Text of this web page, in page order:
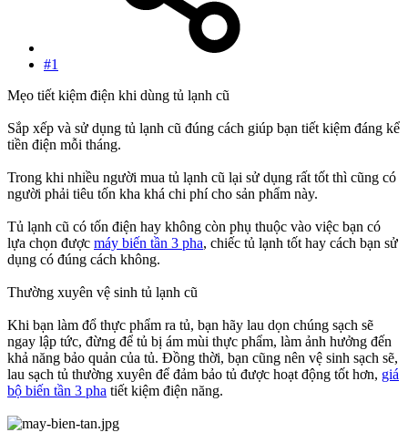
#1
Mẹo tiết kiệm điện khi dùng tủ lạnh cũ
Sắp xếp và sử dụng tủ lạnh cũ đúng cách giúp bạn tiết kiệm đáng kể
tiền điện mỗi tháng.
Trong khi nhiều người mua tủ lạnh cũ lại sử dụng rất tốt thì cũng có
người phải tiêu tốn kha khá chi phí cho sản phẩm này.
Tủ lạnh cũ có tốn điện hay không còn phụ thuộc vào việc bạn có
lựa chọn được máy biến tần 3 pha, chiếc tủ lạnh tốt hay cách bạn sử
dụng có đúng cách không.
Thường xuyên vệ sinh tủ lạnh cũ
Khi bạn làm đổ thực phẩm ra tủ, bạn hãy lau dọn chúng sạch sẽ
ngay lập tức, đừng để tủ bị ám mùi thực phẩm, làm ảnh hưởng đến
khả năng bảo quản của tủ. Đồng thời, bạn cũng nên vệ sinh sạch sẽ,
lau sạch tủ thường xuyên để đảm bảo tủ được hoạt động tốt hơn, giá
bộ biến tần 3 pha tiết kiệm điện năng.